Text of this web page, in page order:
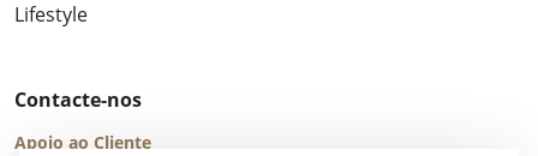
Lifestyle
Contacte-nos
Apoio ao Cliente